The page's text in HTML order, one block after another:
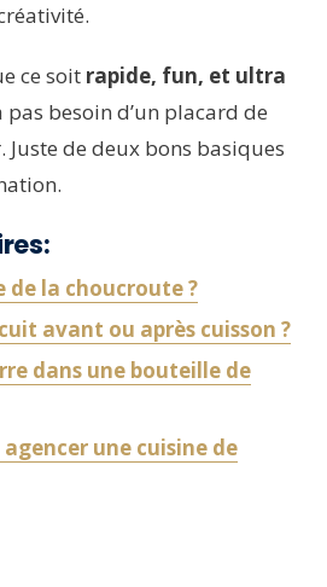
ce soit rapide, fun, et ultra
pas besoin d’un placard de
Juste de deux bons basiques
la choucroute ?
avant ou après cuisson ?
dans une bouteille de
une cuisine de